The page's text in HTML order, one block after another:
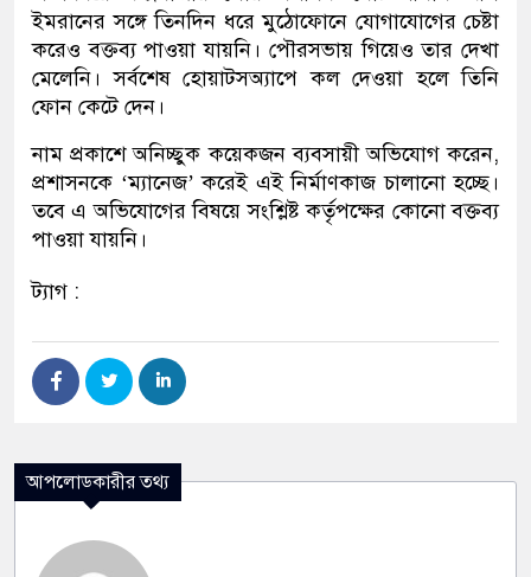
ইমরানের সঙ্গে তিনদিন ধরে মুঠোফোনে যোগাযোগের চেষ্টা
করেও বক্তব্য পাওয়া যায়নি। পৌরসভায় গিয়েও তার দেখা
মেলেনি। সর্বশেষ হোয়াটসঅ্যাপে কল দেওয়া হলে তিনি
ফোন কেটে দেন।
নাম প্রকাশে অনিচ্ছুক কয়েকজন ব্যবসায়ী অভিযোগ করেন,
প্রশাসনকে ‘ম্যানেজ’ করেই এই নির্মাণকাজ চালানো হচ্ছে।
তবে এ অভিযোগের বিষয়ে সংশ্লিষ্ট কর্তৃপক্ষের কোনো বক্তব্য
পাওয়া যায়নি।
ট্যাগ :
আপলোডকারীর তথ্য